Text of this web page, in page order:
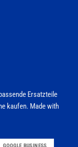
Ersatzteile
kaufen. Made with
GOOGLE BUSINESS